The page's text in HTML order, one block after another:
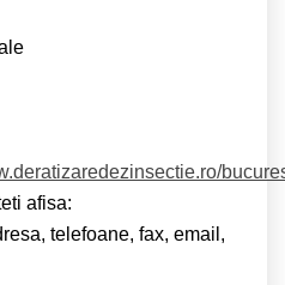
afisa:
telefoane, fax, email,